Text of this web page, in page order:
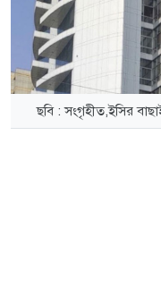
ছবি : সংগৃহীত,ইসির